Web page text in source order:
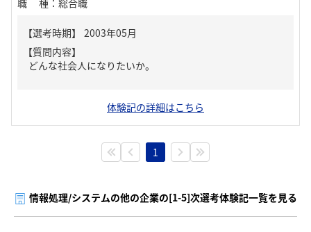
職種 ： 総合職
【質問内容】
どんな社会人になりたいか。
体験記の詳細はこちら
1
情報処理/システムの他の企業の[1-5]次選考体験記一覧を見る